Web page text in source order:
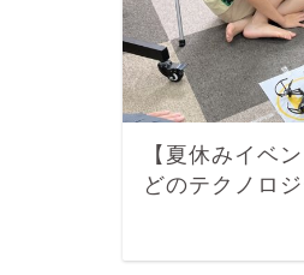
【夏休みイベ
どのテクノロ